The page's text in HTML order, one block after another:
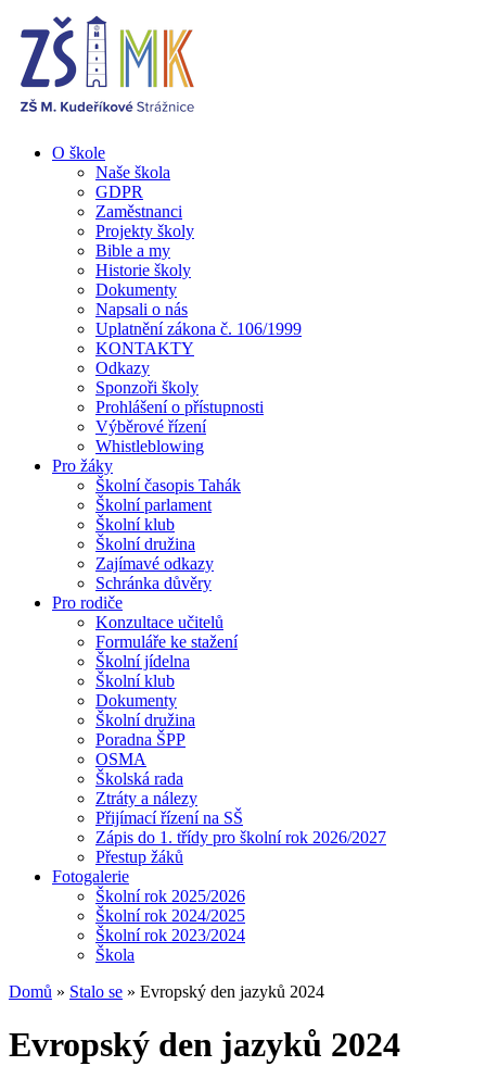
O škole
Naše škola
GDPR
Zaměstnanci
Projekty školy
Bible a my
Historie školy
Dokumenty
Napsali o nás
Uplatnění zákona č. 106/1999
KONTAKTY
Odkazy
Sponzoři školy
Prohlášení o přístupnosti
Výběrové řízení
Whistleblowing
Pro žáky
Školní časopis Tahák
Školní parlament
Školní klub
Školní družina
Zajímavé odkazy
Schránka důvěry
Pro rodiče
Konzultace učitelů
Formuláře ke stažení
Školní jídelna
Školní klub
Dokumenty
Školní družina
Poradna ŠPP
OSMA
Školská rada
Ztráty a nálezy
Přijímací řízení na SŠ
Zápis do 1. třídy pro školní rok 2026/2027
Přestup žáků
Fotogalerie
Školní rok 2025/2026
Školní rok 2024/2025
Školní rok 2023/2024
Škola
Domů » Stalo se » Evropský den jazyků 2024
Evropský den jazyků 2024